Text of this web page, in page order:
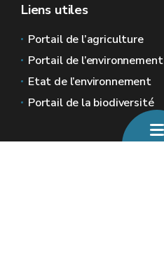
Liens utiles
Portail de l’agriculture
Portail de l’environnement
Etat de l’environnement
Portail de la biodiversité